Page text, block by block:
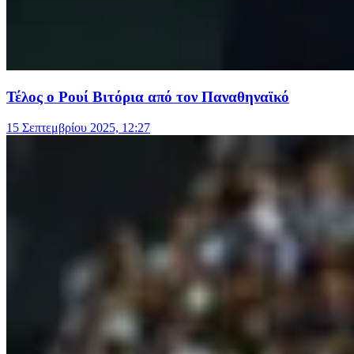
Τέλος ο Ρουί Βιτόρια από τον Παναθηναϊκό
15 Σεπτεμβρίου 2025, 12:27